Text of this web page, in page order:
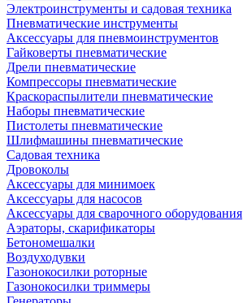
Электроинструменты и садовая техника
Пневматические инструменты
Аксессуары для пневмоинструментов
Гайковерты пневматические
Дрели пневматические
Компрессоры пневматические
Краскораспылители пневматические
Наборы пневматические
Пистолеты пневматические
Шлифмашины пневматические
Садовая техника
Дровоколы
Аксессуары для минимоек
Аксессуары для насосов
Аксессуары для сварочного оборудования
Аэраторы, скарификаторы
Бетономешалки
Воздуходувки
Газонокосилки роторные
Газонокосилки триммеры